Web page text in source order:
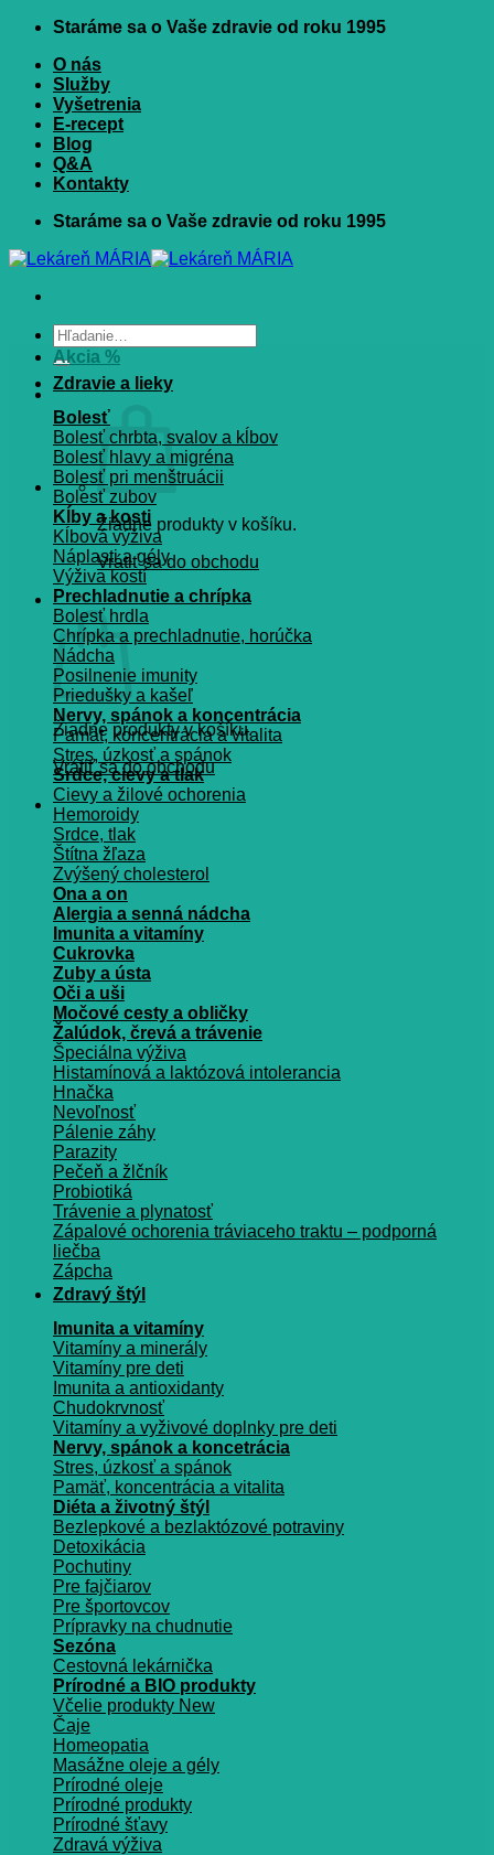
Skip
content
Staráme sa o Vaše zdravie od roku 1995
O nás
Služby
Vyšetrenia
E-recept
Blog
Q&A
Kontakty
Staráme sa o Vaše zdravie od roku 1995
Hľadať:
Žiadne produkty v košíku.
Vrátiť sa do obchodu
Košík
Žiadne produkty v košíku.
Vrátiť sa do obchodu
Akcia %
Zdravie a lieky
Bolesť
Bolesť chrbta, svalov a kĺbov
Bolesť hlavy a migréna
Bolesť pri menštruácii
Bolesť zubov
Kĺby a kosti
Kĺbová výživa
Náplasti a gély
Výživa kostí
Prechladnutie a chrípka
Bolesť hrdla
Chrípka a prechladnutie, horúčka
Nádcha
Posilnenie imunity
Priedušky a kašeľ
Nervy, spánok a koncentrácia
Pamät, koncentrácia a vitalita
Stres, úzkosť a spánok
Srdce, cievy a tlak
Cievy a žilové ochorenia
Hemoroidy
Srdce, tlak
Štítna žľaza
Zvýšený cholesterol
Ona a on
Alergia a senná nádcha
Imunita a vitamíny
Cukrovka
Zuby a ústa
Oči a uši
Močové cesty a obličky
Žalúdok, črevá a trávenie
Špeciálna výživa
Histamínová a laktózová intolerancia
Hnačka
Nevoľnosť
Pálenie záhy
Parazity
Pečeň a žlčník
Probiotiká
Trávenie a plynatosť
Zápalové ochorenia tráviaceho traktu – podporná
liečba
Zápcha
Zdravý štýl
Imunita a vitamíny
Vitamíny a minerály
Vitamíny pre deti
Imunita a antioxidanty
Chudokrvnosť
Vitamíny a vyživové doplnky pre deti
Nervy, spánok a koncetrácia
Stres, úzkosť a spánok
Pamäť, koncentrácia a vitalita
Diéta a životný štýl
Bezlepkové a bezlaktózové potraviny
Detoxikácia
Pochutiny
Pre fajčiarov
Pre športovcov
Prípravky na chudnutie
Sezóna
Cestovná lekárnička
Prírodné a BIO produkty
Včelie produkty
Čaje
Homeopatia
Masážne oleje a gély
Prírodné oleje
Prírodné produkty
Prírodné šťavy
Zdravá výživa